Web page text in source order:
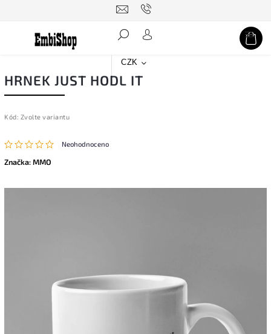
CZK
Hledat
HRNEK JUST HODL IT
Kód: Zvolte variantu
Neohodnoceno
Značka:MMO